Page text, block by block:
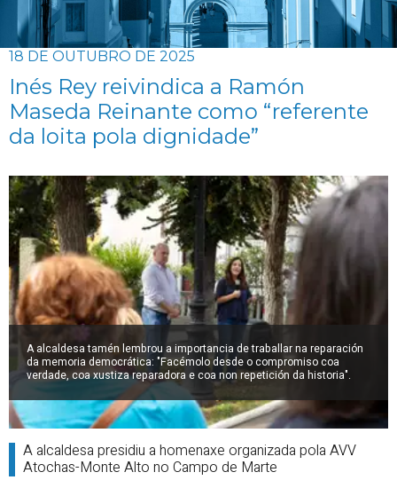
18 DE OUTUBRO DE 2025
Inés Rey reivindica a Ramón
Maseda Reinante como “referente
da loita pola dignidade”
A alcaldesa tamén lembrou a importancia de traballar na reparación
da memoria democrática: "Facémolo desde o compromiso coa
verdade, coa xustiza reparadora e coa non repetición da historia".
A alcaldesa presidiu a homenaxe organizada pola AVV
Atochas-Monte Alto no Campo de Marte